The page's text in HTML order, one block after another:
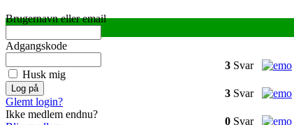
Brugernavn eller email
Adgangskode
Husk mig
Glemt login?
Ikke medlem endnu?
3 Svar
3 Svar
0 Svar